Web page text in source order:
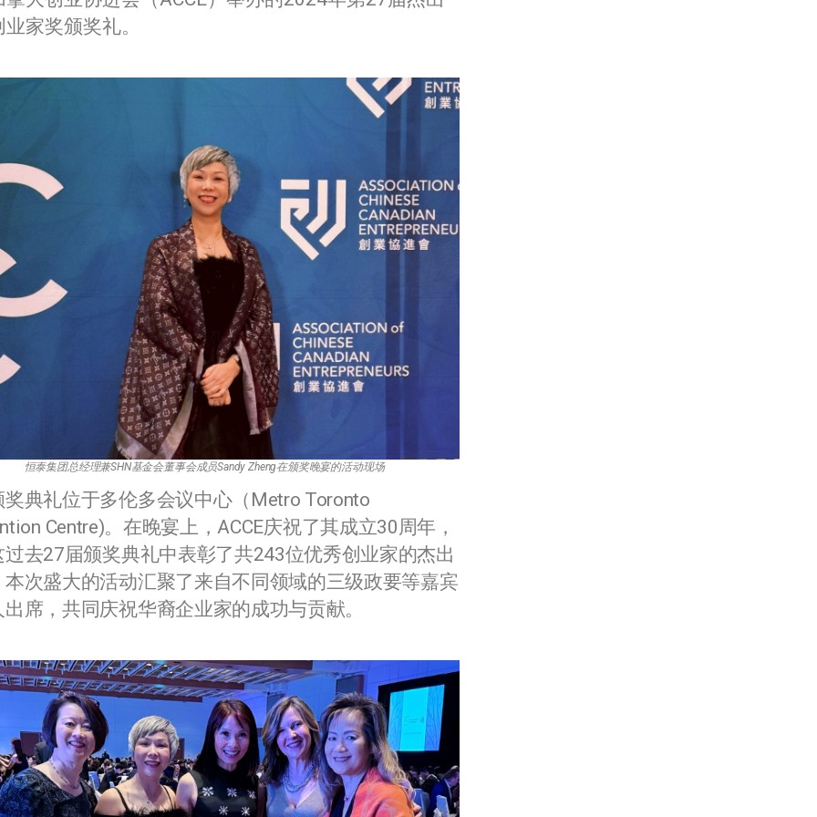
家奖颁奖礼。
恒泰集团总经理兼SHN基金会董事会成员Sandy Zheng在颁奖晚宴的活动现场
奖典礼位于多伦多会议中心（Metro Toronto
Centre)。在晚宴上，ACCE庆祝了其成立30周年，
过去27届颁奖典礼中表彰了共243位优秀创业家的杰出
本次盛大的活动汇聚了来自不同领域的三级政要等嘉宾
席，共同庆祝华裔企业家的成功与贡献。